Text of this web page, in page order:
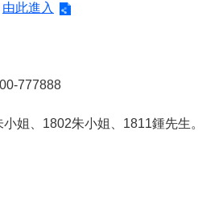
由此進入
777888
姐、1802朱小姐、1811鍾先生。